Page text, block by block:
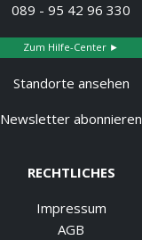
089 - 95 42 96 330
Zum Hilfe-Center ►
Standorte ansehen
Newsletter abonnieren
RECHTLICHES
Impressum
AGB